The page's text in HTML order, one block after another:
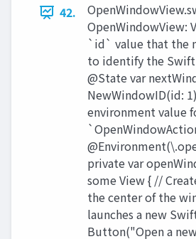
42.
OpenWindowView:
`id` value that the
to identify the
@State var
NewWindowID(id:
environment value
private var
some View { //
the center of the
launches a new
Button("Open a